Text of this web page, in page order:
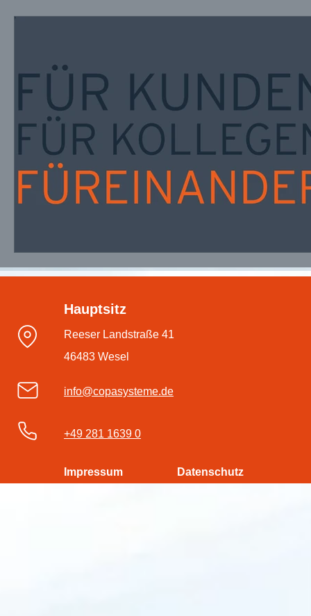
Hauptsitz
Reeser Landstraße 41
46483 Wesel
info@copasysteme.de
+49 281 1639 0
Impressum Datenschutz